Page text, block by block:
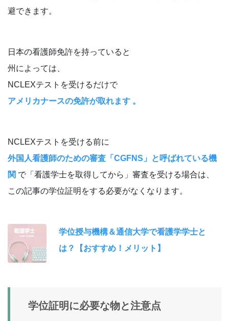
避できます。
日本の看護師免許を持っていると
州によっては、
NCLEXテストを受けるだけで
アメリカナースの免許が取れます 。
NCLEXテストを受ける前に
外国人看護師のための審査「CGFNS」と呼ばれている機
関 で「看護学士を取得してから」審査を受ける場合は、
この記事の学位証明をする必要がなくなります。
学位授与機構＆通信大学で看護学学士と
は？【おすすめ！メリット】
学位証明に必要な物と注意点